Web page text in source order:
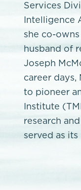
Services
Intelligence
she co-
husband of
Joseph
career days,
to pioneer
Institute
research
served as its